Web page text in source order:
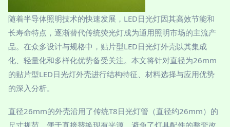
随着半导体照明技术的快速发展，LED日光灯因其高效节能和
长寿命特点，逐渐替代传统荧光灯成为通用照明市场的主流产
品。在众多设计与规格中，贴片型LED日光灯外壳以其集成
化、轻量化和多样化优势备受关注。本文将针对直径为26mm
的贴片型LED日光灯外壳进行结构特征、材料选择与应用优势
的深入分析。
直径26mm的外壳沿用了传统T8日光灯管（直径约26mm）的
尺寸规范，便于直接替换现有光源，避免了灯具配件的整套改